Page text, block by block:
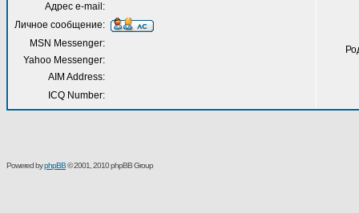
Адрес e-mail:
Личное сообщение:
MSN Messenger:
Yahoo Messenger:
AIM Address:
ICQ Number:
Powered byphpBB© 2001, 2010 phpBB Group